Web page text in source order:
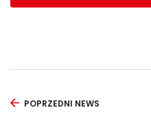
POPRZEDNI NEWS